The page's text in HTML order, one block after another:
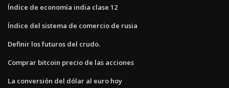
Índice de economía india clase 12
Índice del sistema de comercio de rusia
Definir los futuros del crudo.
Comprar bitcoin precio de las acciones
La conversión del dólar al euro hoy